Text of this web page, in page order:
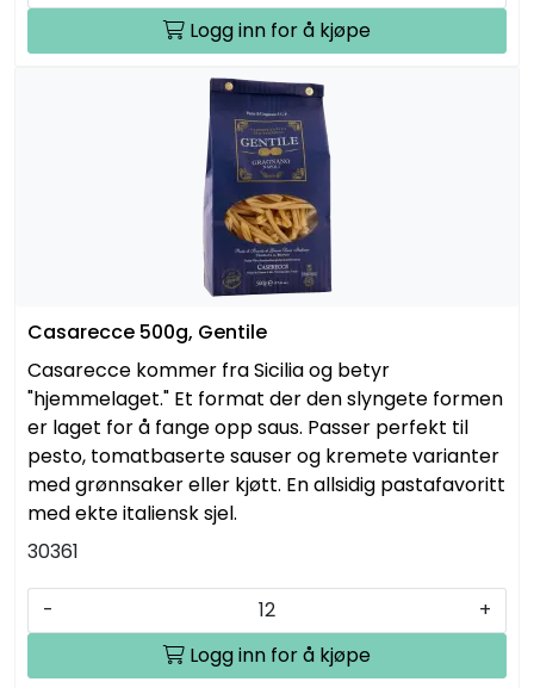
Logg inn for å kjøpe
Casarecce 500g, Gentile
Casarecce kommer fra Sicilia og betyr
"hjemmelaget." Et format der den slyngete formen
er laget for å fange opp saus. Passer perfekt til
pesto, tomatbaserte sauser og kremete varianter
med grønnsaker eller kjøtt. En allsidig pastafavoritt
med ekte italiensk sjel.
30361
-
+
Logg inn for å kjøpe